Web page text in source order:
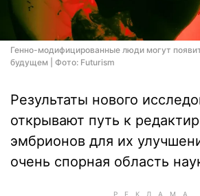
Генно-модифицированные люди могут
будущем | Фото: Futurism
Результаты нового
открывают путь к
эмбрионов для их
очень спорная область